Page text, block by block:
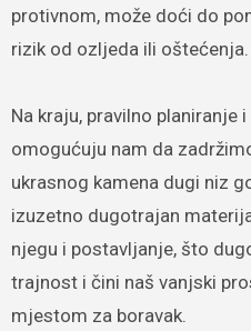
protivnom, može doći do
rizik od ozljeda ili oštećenja.
Na kraju, pravilno planiranje
omogućuju nam da
ukrasnog kamena dugi niz
izuzetno dugotrajan
njegu i postavljanje, što
trajnost i čini naš vanjski
mjestom za boravak.